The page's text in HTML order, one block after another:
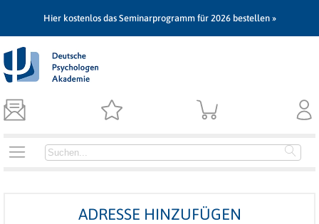
Hier kostenlos das Seminarprogramm für 2026 bestellen »
ADRESSE HINZUFÜGEN